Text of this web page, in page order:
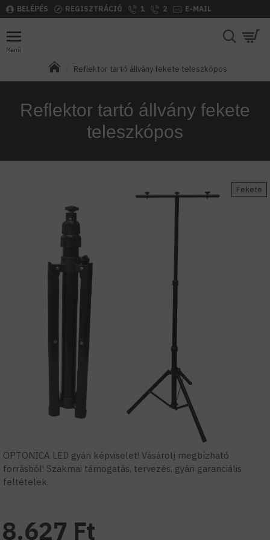
BELÉPÉS REGISZTRÁCIÓ 1 2 E-MAIL
Reflektor tartó állvány fekete teleszkópos
Reflektor tartó állvány fekete
teleszkópos
Fekete
OPTONICA LED gyári képviselet! Vásárolj megbízható
forrásból! Szakmai támogatás, tervezés, gyári garanciális
feltételek.
8.627 Ft